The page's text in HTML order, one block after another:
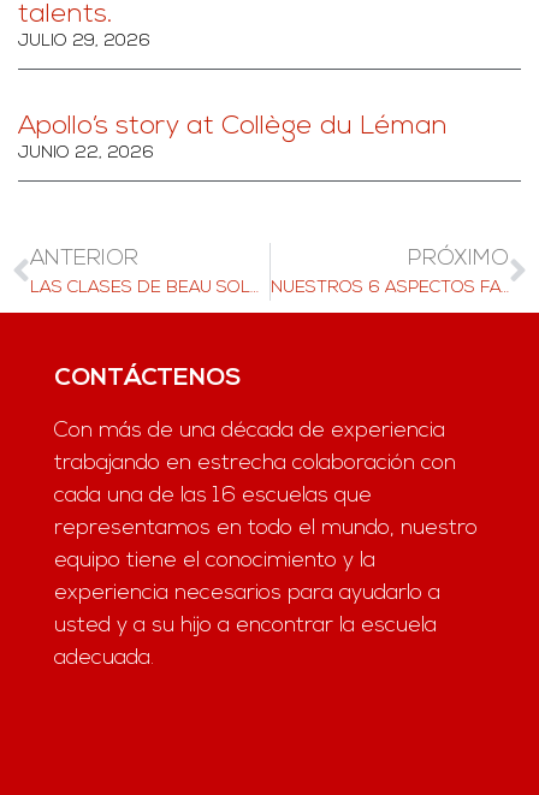
talents.
JULIO 29, 2026
Apollo’s story at Collège du Léman
JUNIO 22, 2026
ANTERIOR
LAS CLASES DE BEAU SOLEIL DE 2020 Y 2021 REGRESARON DE TODO EL MUNDO PARA GRADUARSE CON ESTILO
PRÓXIMO
NUESTROS 6 ASPECTOS FAVORITOS DE LA CULTURA SUIZA￼
CONTÁCTENOS
Con más de una década de experiencia
trabajando en estrecha colaboración con
cada una de las 16 escuelas que
representamos en todo el mundo, nuestro
equipo tiene el conocimiento y la
experiencia necesarios para ayudarlo a
usted y a su hijo a encontrar la escuela
adecuada.